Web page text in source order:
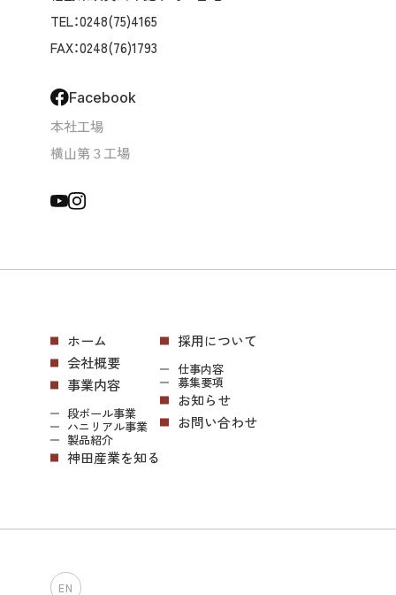
TEL：0248(75)4165
FAX：0248(76)1793
Facebook
本社工場
横山第３工場
ホーム
会社概要
事業内容
段ボール事業
ハニリアル事業
製品紹介
神田産業を知る
採用について
仕事内容
募集要項
お知らせ
お問い合わせ
EN